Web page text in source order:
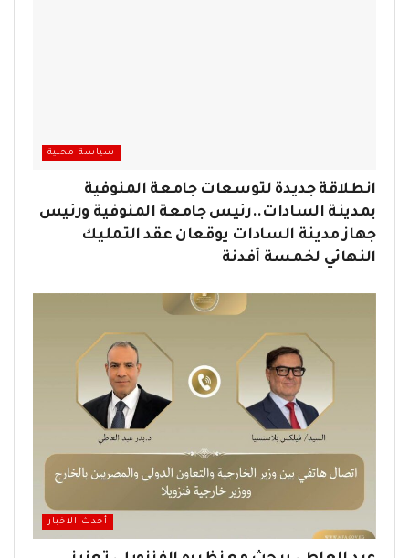
سياسة محلية
انطلاقة جديدة لتوسعات جامعة المنوفية
بمدينة السادات..رئيس جامعة المنوفية ورئيس
جهاز مدينة السادات يوقعان عقد التمليك
النهائي لخمسة أفدنة
أحدث الاخبار